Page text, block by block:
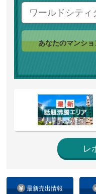
最新売出情報
あなたのマンショ
レ